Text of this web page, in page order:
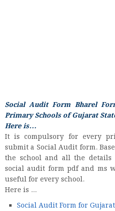
Social Audit Form Bharel
Primary Schools of Gujarat
Here is...
It is compulsory for every
submit a Social Audit form.
the school and all the details
social audit form pdf and ms
useful for every school.
Here is ...
Social Audit Form for